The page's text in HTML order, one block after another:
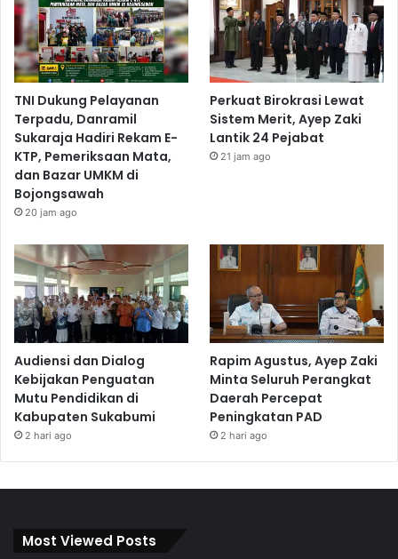
TNI Dukung Pelayanan
Terpadu, Danramil
Sukaraja Hadiri Rekam E-
KTP, Pemeriksaan Mata,
dan Bazar UMKM di
Bojongsawah
20 jam ago
Perkuat Birokrasi Lewat
Sistem Merit, Ayep Zaki
Lantik 24 Pejabat
21 jam ago
Audiensi dan Dialog
Kebijakan Penguatan
Mutu Pendidikan di
Kabupaten Sukabumi
2 hari ago
Rapim Agustus, Ayep Zaki
Minta Seluruh Perangkat
Daerah Percepat
Peningkatan PAD
2 hari ago
Most Viewed Posts